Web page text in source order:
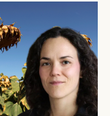
”Livet i sig
politiskt”